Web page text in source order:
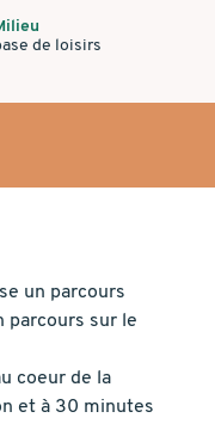
de loisirs
un parcours
parcours sur le
coeur de la
et à 30 minutes